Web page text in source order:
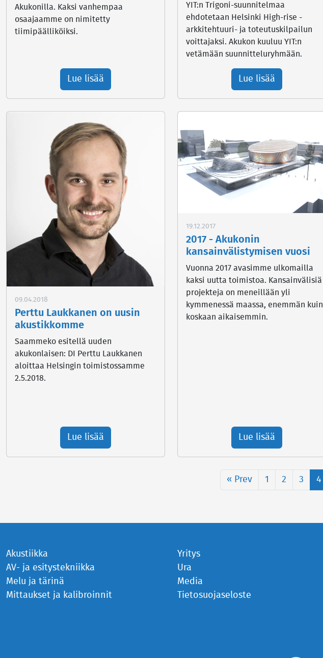
Akukonilla. Kaksi vanhempaa
osaajaamme on nimitetty
tiimipäälliköiksi.
Lue lisää
YIT:n Trigoni-suunnitelmaa
ehdotetaan Helsinki High-rise -
arkkitehtuuri- ja toteutuskilpailun
voittajaksi. Akukon kuuluu YIT:n
vetämään suunnitteluryhmään.
Lue lisää
09.04.2018
Perttu Laukkanen on uusin
akustikkomme
Saammeko esitellä uuden
akukonlaisen: DI Perttu Laukkanen
aloittaa Helsingin toimistossamme
2.5.2018.
Lue lisää
19.12.2017
2017 - Akukonin
kansainvälistymisen vuosi
Vuonna 2017 avasimme ulkomailla
kaksi uutta toimistoa. Kansainvälisiä
projekteja on meneillään yli
kymmenessä maassa, enemmän kuin
koskaan aikaisemmin.
Lue lisää
« Prev 1 2 3 4
Akustiikka
AV- ja esitystekniikka
Melu ja tärinä
Mittaukset ja kalibroinnit
Yritys
Ura
Media
Tietosuojaseloste